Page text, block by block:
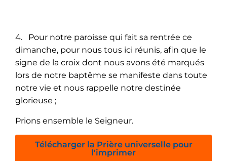
4. Pour notre paroisse qui fait sa rentrée ce
dimanche, pour nous tous ici réunis, afin que le
signe de la croix dont nous avons été marqués
lors de notre baptême se manifeste dans toute
notre vie et nous rappelle notre destinée
glorieuse ;
Prions ensemble le Seigneur.
Télécharger la Prière universelle pour
l'imprimer